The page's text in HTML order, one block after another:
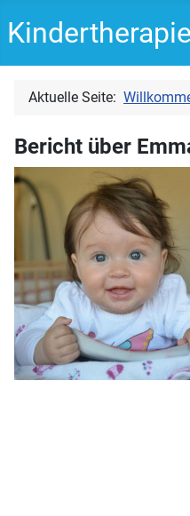
Aktuelle Seite:
Bericht über